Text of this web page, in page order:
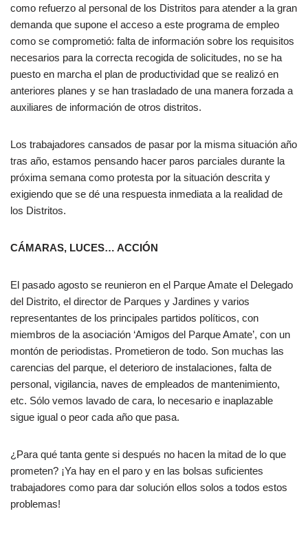
como refuerzo al personal de los Distritos para atender a la gran
demanda que supone el acceso a este programa de empleo
como se comprometió: falta de información sobre los requisitos
necesarios para la correcta recogida de solicitudes, no se ha
puesto en marcha el plan de productividad que se realizó en
anteriores planes y se han trasladado de una manera forzada a
auxiliares de información de otros distritos.
Los trabajadores cansados de pasar por la misma situación año
tras año, estamos pensando hacer paros parciales durante la
próxima semana como protesta por la situación descrita y
exigiendo que se dé una respuesta inmediata a la realidad de
los Distritos.
CÁMARAS, LUCES… ACCIÓN
El pasado agosto se reunieron en el Parque Amate el Delegado
del Distrito, el director de Parques y Jardines y varios
representantes de los principales partidos políticos, con
miembros de la asociación ‘Amigos del Parque Amate’, con un
montón de periodistas. Prometieron de todo. Son muchas las
carencias del parque, el deterioro de instalaciones, falta de
personal, vigilancia, naves de empleados de mantenimiento,
etc. Sólo vemos lavado de cara, lo necesario e inaplazable
sigue igual o peor cada año que pasa.
¿Para qué tanta gente si después no hacen la mitad de lo que
prometen? ¡Ya hay en el paro y en las bolsas suficientes
trabajadores como para dar solución ellos solos a todos estos
problemas!